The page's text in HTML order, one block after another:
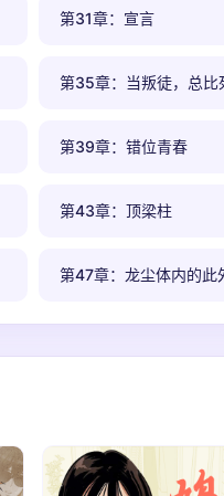
第31章：宣言
第35章：当叛徒，总比
第39章：错位青春
第43章：顶梁柱
第47章：龙尘体内的此